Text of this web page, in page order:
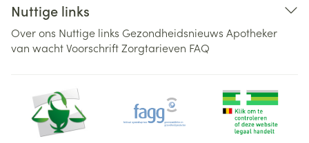
Nuttige links
Over ons Nuttige links Gezondheidsnieuws Apotheker
van wachtVoorschriftZorgtarieven FAQ